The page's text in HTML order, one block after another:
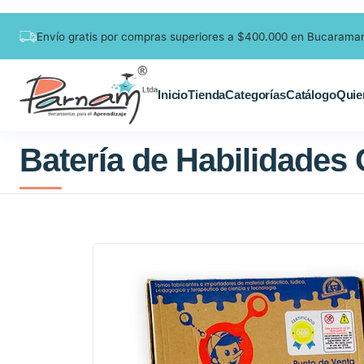
Envío gratis por compras superiores a $400.000 en
InicioTiendaCategoríasCatálogo
Batería de Habilidades